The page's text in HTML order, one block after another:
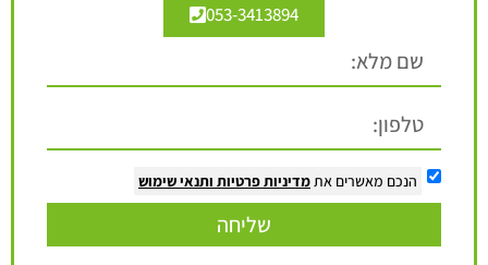
053-3413894
הנכם מאשרים אתמדיניות פרטיות ותנאי שימוש
שליחה